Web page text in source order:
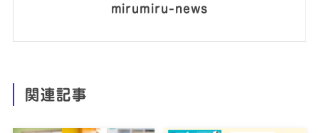
mirumiru-news
関連記事